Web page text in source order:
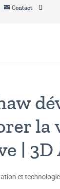
Contact
la
| 3D
et technologie